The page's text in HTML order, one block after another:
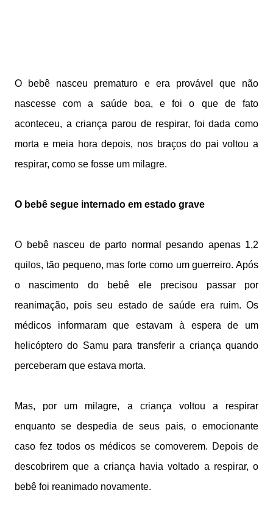
O bebê nasceu prematuro e era provável que não
nascesse com a saúde boa, e foi o que de fato
aconteceu, a criança parou de respirar, foi dada como
morta e meia hora depois, nos braços do pai voltou a
respirar, como se fosse um milagre.
O bebê segue internado em estado grave
O bebê nasceu de parto normal pesando apenas 1,2
quilos, tão pequeno, mas forte como um guerreiro. Após
o nascimento do bebê ele precisou passar por
reanimação, pois seu estado de saúde era ruim. Os
médicos informaram que estavam à espera de um
helicóptero do Samu para transferir a criança quando
perceberam que estava morta.
Mas, por um milagre, a criança voltou a respirar
enquanto se despedia de seus pais, o emocionante
caso fez todos os médicos se comoverem. Depois de
descobrirem que a criança havia voltado a respirar, o
bebê foi reanimado novamente.